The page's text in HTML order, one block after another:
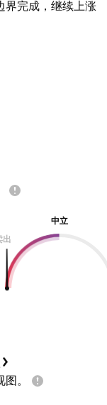
界完成，继续上涨
中立
出
。